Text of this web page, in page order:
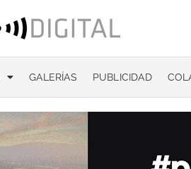
GALERÍAS PUBLICIDAD